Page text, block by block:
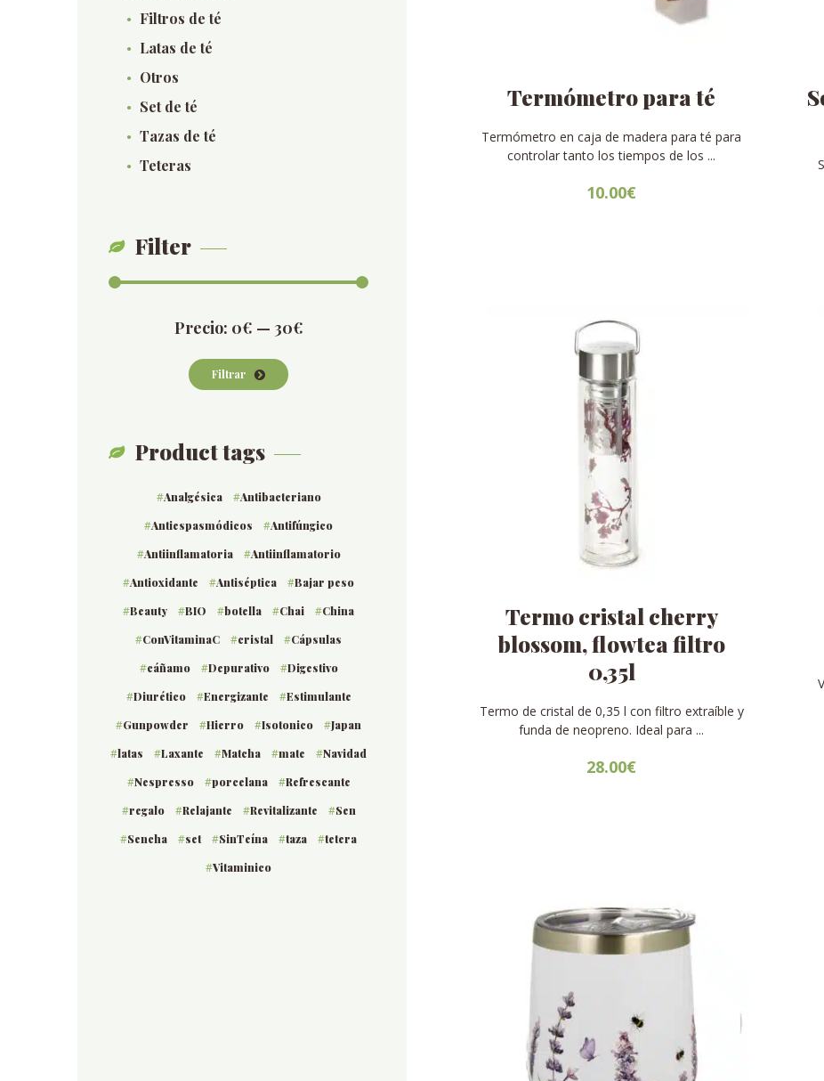
Termómetro para té
Termómetro en caja de madera para té para
controlar tanto los tiempos de los ...
10.00€
Termo cristal cherry
blossom, flowtea filtro
0,35l
Termo de cristal de 0,35 l con filtro extraíble y
funda de neopreno. Ideal para ...
28.00€
Filtros de té
Latas de té
Otros
Set de té
Tazas de té
Teteras
Filter
Filtrar
Precio: 0€ — 30€
Product tags
Analgésica
Antibacteriano
Antiespasmódicos
Antifúngico
Antiinflamatoria
Antiinflamatorio
Antioxidante
Antiséptica
Bajar peso
Beauty
BIO botella Chai
China
ConVitaminaC
cristal
Cápsulas
cáñamo
Depurativo
Digestivo
Diurético
Energizante
Estimulante
Gunpowder
Hierro Isotonico
Japan
latas
Laxante Matcha mate
Navidad
Nespresso
porcelana
Refrescante
regalo
Relajante Revitalizante
Sen
Sencha
set SinTeína taza
tetera
Vitaminico